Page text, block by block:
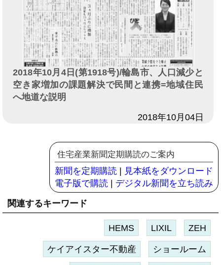
2018年10月4日(第1918号)/輪島市、人口減少と
空き家増加の課題解決で民間と連携=地域住民
へ地道な説明
2018年10月04日
住宅産業新聞定期購読のご案内
新聞を定期購読
見本紙をダウンロード
電子版で購読
デジタル新聞を立ち読み
関連するキーワード
HEMS LIXIL ZEH
ケイアイスター不動産 ショールーム